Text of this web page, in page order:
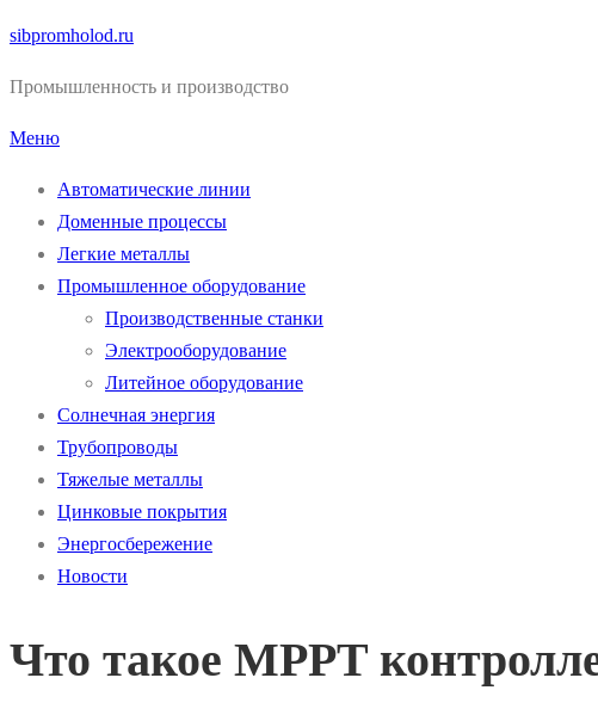
Перейти
содержимому
sibpromholod.ru
Промышленность и производство
Меню
Автоматические линии
Доменные процессы
Легкие металлы
Промышленное оборудование
Производственные станки
Электрооборудование
Литейное оборудование
Солнечная энергия
Трубопроводы
Тяжелые металлы
Цинковые покрытия
Энергосбережение
Новости
Что такое MPPT